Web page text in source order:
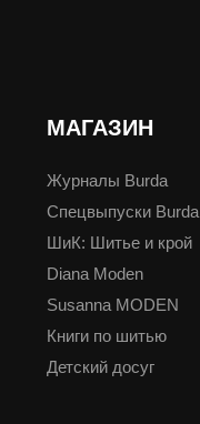
МАГАЗИН
Журналы Burda
Спецвыпуски Burda
ШиК: Шитье и крой
Diana Moden
Susanna MODEN
Книги по шитью
Детский досуг